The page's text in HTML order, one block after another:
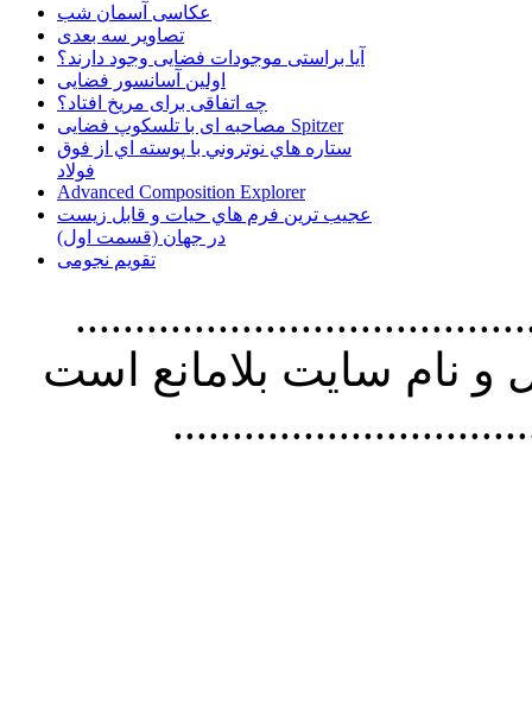
عکاسی آسمان شب
تصاویر سه بعدی
آیا براستی موجودات فضایی وجود دارند؟
اولین آسانسور فضایی
چه اتفاقی برای مریخ افتاد؟
مصاحبه ای با تلسکوپ فضایی Spitzer
ستاره هاي نوتروني با پوسته اي از فوق
فولاد
Advanced Composition Explorer
عجیب ترین فرم هاي حيات و قابل زيست
در جهان (قسمت اول)
تقویم نجومی
استفاده از
نام سايت بلامانع است